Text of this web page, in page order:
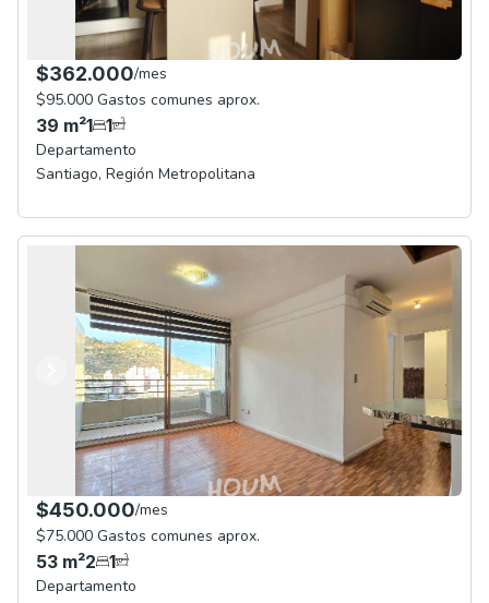
$362.000/mes
$95.000 Gastos comunes aprox.
39 m²1 1
Departamento
Santiago, Región Metropolitana
Anterior
Siguiente
$450.000/mes
$75.000 Gastos comunes aprox.
53 m²2 1
Departamento